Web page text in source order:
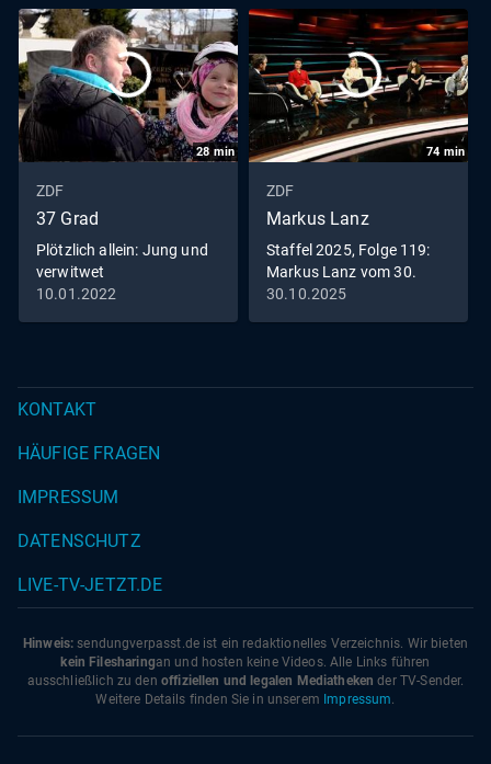
28 min
ZDF
37 Grad
Plötzlich allein: Jung und
verwitwet
10.01.2022
74 min
ZDF
Markus Lanz
Staffel 2025, Folge 119:
Markus Lanz vom 30.
Oktober 2025
30.10.2025
KONTAKT
HÄUFIGE FRAGEN
IMPRESSUM
DATENSCHUTZ
LIVE-TV-JETZT.DE
Hinweis: sendungverpasst.de ist ein redaktionelles Verzeichnis. Wir bieten
kein Filesharingan und hosten keine Videos. Alle Links führen
ausschließlich zu den offiziellen und legalen Mediatheken der TV-Sender.
Weitere Details finden Sie in unserem Impressum.